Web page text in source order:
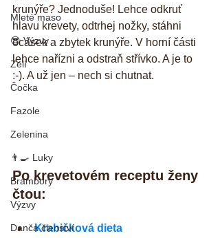
Mleté maso
😎 Výzvy
Zelí
Čočka
Fazole
Zelenina
👨‍🍳 Luky
Brambory
Výzvy
Danča členství
krunýře? Jednoduše! Lehce odkruť
hlavu krevety, odtrhej nožky, stáhni
ocásek a zbytek krunýře. V horní části
lehce nařízni a odstraň střívko. A je to
:-). A už jen – nech si chutnat.
Po krevetovém receptu ženy
čtou:
Krabičková dieta